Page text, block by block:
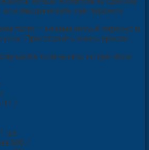
заворачивать как пирожок.
тесте — незаменимый перекус в
Приготовить очень просто!
тоненьким, но при этом
г
шт.
600 г